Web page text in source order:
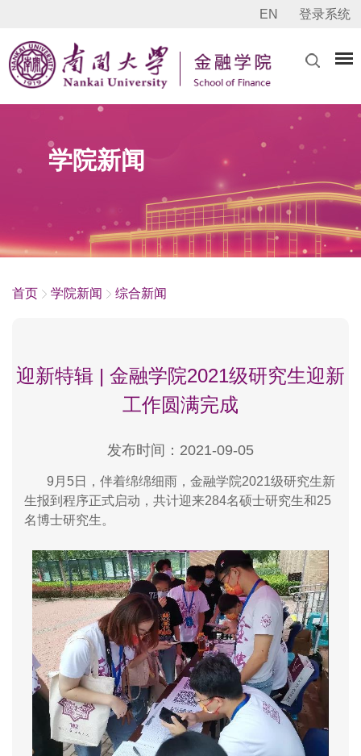
EN 登录系统
学院新闻
首页 学院新闻 综合新闻
迎新特辑 | 金融学院2021级研究生迎新
工作圆满完成
发布时间：2021-09-05
9 月 5日，伴着绵绵细雨，金融学院2021级研究生新
生报到程序正式启动，共计迎来284名硕士研究生和25
名博士研究生。